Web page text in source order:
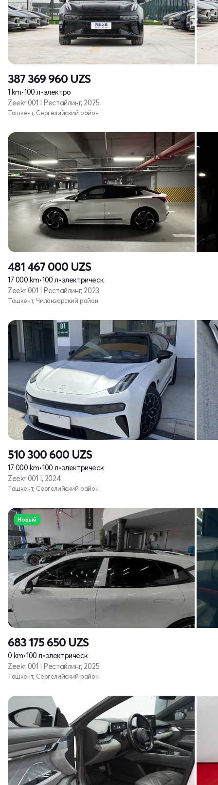
387 369 960 UZS
1 km•100 л•электро
Zeekr 001 I Рестайлинг, 2025
Ташкент, Сергелийский район
481 467 000 UZS
17 000 km•100 л•электрическ
Zeekr 001 I Рестайлинг, 2023
Ташкент, Чиланзарский район
510 300 600 UZS
17 000 km•100 л•электрическ
Zeekr 001 I, 2024
Ташкент, Сергелийский район
Новый
683 175 650 UZS
0 km•100 л•электрическ
Zeekr 001 I Рестайлинг, 2025
Ташкент, Сергелийский район